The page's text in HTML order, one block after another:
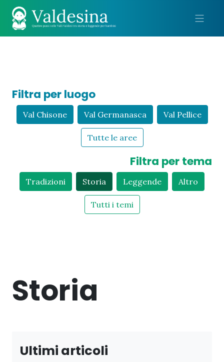
Filtra per luogo
Val Chisone Val Germanasca Val Pellice
Tutte le aree
Filtra per tema
Tradizioni Storia Leggende Altro
Tutti i temi
Storia
Ultimi articoli